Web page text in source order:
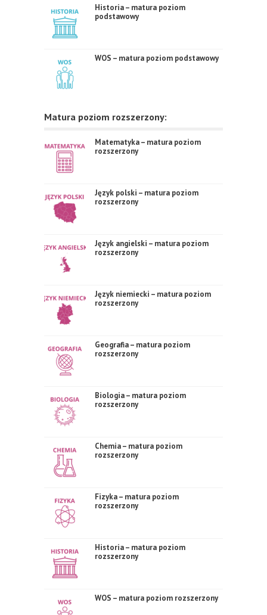
Historia – matura poziom
podstawowy
WOS – matura poziom podstawowy
Matura poziom rozszerzony:
Matematyka – matura poziom
rozszerzony
Język polski – matura poziom
rozszerzony
Język angielski – matura poziom
rozszerzony
Język niemiecki – matura poziom
rozszerzony
Geografia – matura poziom
rozszerzony
Biologia – matura poziom
rozszerzony
Chemia – matura poziom
rozszerzony
Fizyka – matura poziom
rozszerzony
Historia – matura poziom
rozszerzony
WOS – matura poziom rozszerzony